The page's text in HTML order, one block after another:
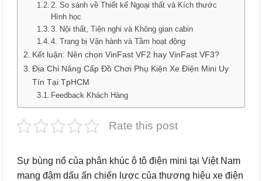
2. So sánh về Thiết kế Ngoại thất và Kích thước
Hình học
3. Nội thất, Tiện nghi và Không gian cabin
4. Trang bị Vận hành và Tầm hoạt động
Kết luận: Nên chọn VinFast VF2 hay VinFast VF3?
Địa Chỉ Nâng Cấp Đồ Chơi Phụ Kiện Xe Điện Mini Uy
Tín Tại TpHCM
Feedback Khách Hàng
Rate this post
Sự bùng nổ của phân khúc ô tô điện mini tại Việt Nam
mang đậm dấu ấn chiến lược của thương hiệu xe điện